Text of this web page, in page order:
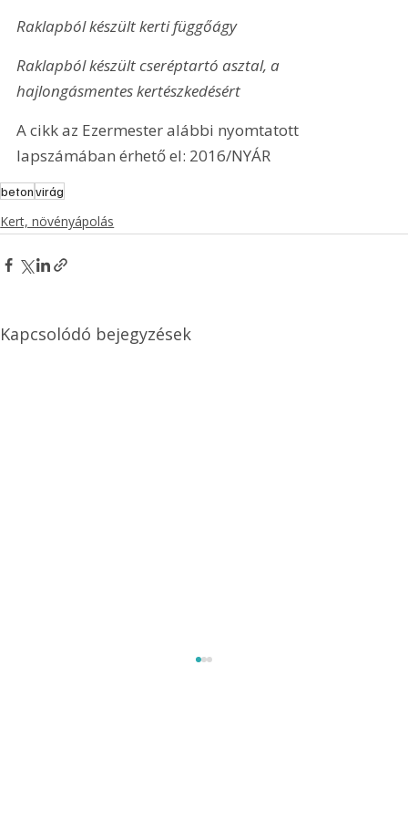
Raklapból készült kerti függőágy
Raklapból készült cseréptartó asztal, a
hajlongásmentes kertészkedésért
A cikk az Ezermester alábbi nyomtatott
lapszámában érhető el: 2016/NYÁR
betonvirág
Kert, növényápolás
Kapcsolódó bejegyzések